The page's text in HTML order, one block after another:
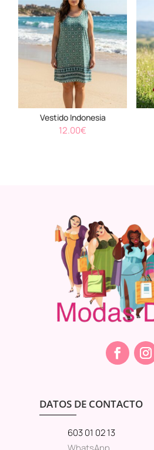
Vestido Indonesia
12.00€
DATOS DE CONTACTO
603 01 02 13